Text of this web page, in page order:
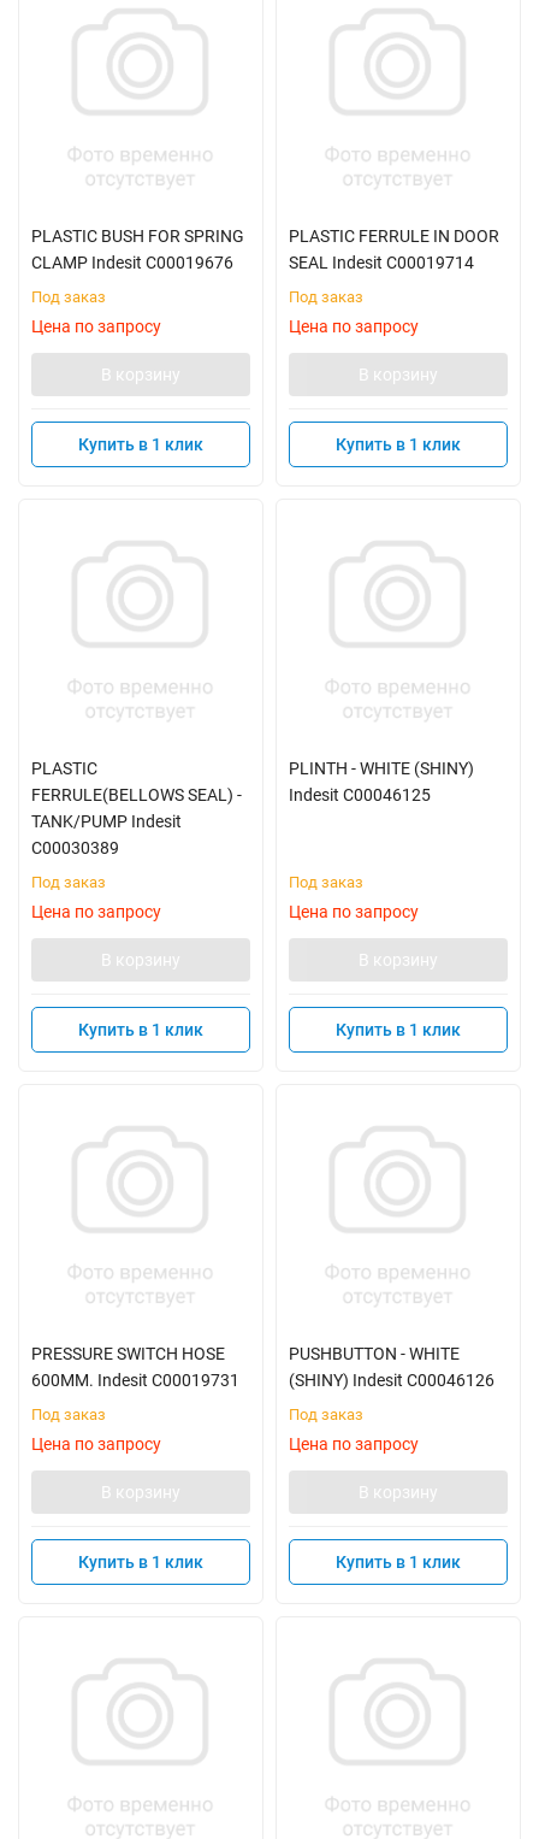
PLASTIC BUSH FOR SPRING
CLAMP Indesit C00019676
Под заказ
Цена по запросу
В корзину
Купить в 1 клик
PLASTIC FERRULE IN DOOR
SEAL Indesit C00019714
Под заказ
Цена по запросу
В корзину
Купить в 1 клик
PLASTIC
FERRULE(BELLOWS SEAL) -
TANK/PUMP Indesit
C00030389
Под заказ
Цена по запросу
В корзину
Купить в 1 клик
PLINTH - WHITE (SHINY)
Indesit C00046125
Под заказ
Цена по запросу
В корзину
Купить в 1 клик
PRESSURE SWITCH HOSE
600MM. Indesit C00019731
Под заказ
Цена по запросу
В корзину
Купить в 1 клик
PUSHBUTTON - WHITE
(SHINY) Indesit C00046126
Под заказ
Цена по запросу
В корзину
Купить в 1 клик